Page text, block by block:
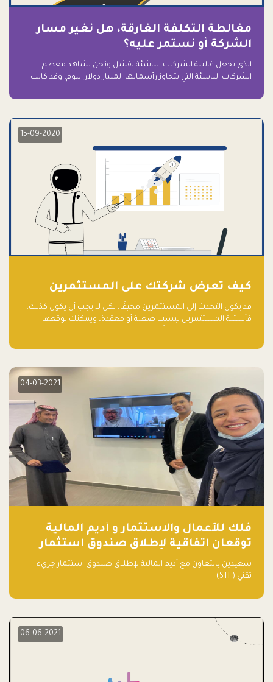
مغالطة التكلفة الغارقة، هل نغير مسار
الشركة أو نستمر عليه؟
الذي يجعل غالبية الشركات الناشئة تفشل ونحن نشاهد معظم
الشركات الناشئة التي يتجاوز رأسمالها المليار دولار اليوم، وقد كانت
15-09-2020
كيف تعرض شركتك على المستثمرين
قد يكون التحدث إلى المستثمرين مخيفًا، لكن لا يجب أن يكون كذلك،
فأسئلة المستثمرين ليست صعبة أو معقدة، ويمكنك توقعها
04-03-2021
فلك للأعمال والاستثمار و أديم المالية
توقعان اتفاقية لإطلاق صندوق استثمار
جريء تقني (STF) - مشغل من قبل فـلك
سعيدين بالتعاون مع أديم المالية لإطلاق صندوق استثمار جريء
تقني (STF)
06-06-2021